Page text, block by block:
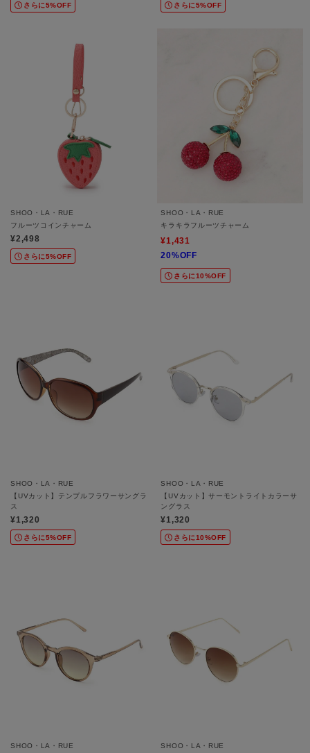
さらに5%OFF さらに5%OFF
SHOO・LA・RUE
フルーツコインチャーム
¥2,498
さらに5%OFF
SHOO・LA・RUE
キラキラフルーツチャーム
¥1,431
20%OFF
さらに10%OFF
SHOO・LA・RUE
【UVカット】テンプルフラワーサングラ
ス
¥1,320
さらに5%OFF
SHOO・LA・RUE
【UVカット】サーモントライトカラーサ
ングラス
¥1,320
さらに10%OFF
SHOO・LA・RUE SHOO・LA・RUE